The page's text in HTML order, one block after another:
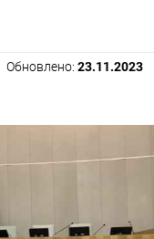
Обновлено: 23.11.2023